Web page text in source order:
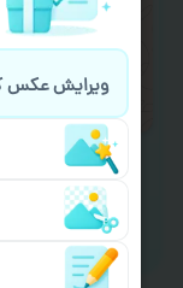
لازم را
ایمیل
ویرایش عکس